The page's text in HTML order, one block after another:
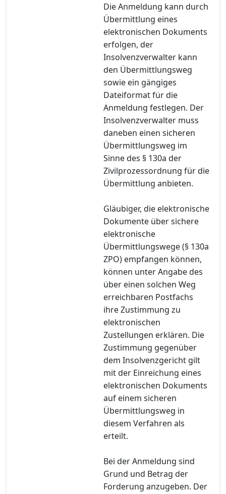
Die Anmeldung kann durch
Übermittlung eines
elektronischen Dokuments
erfolgen, der
Insolvenzverwalter kann
den Übermittlungsweg
sowie ein gängiges
Dateiformat für die
Anmeldung festlegen. Der
Insolvenzverwalter muss
daneben einen sicheren
Übermittlungsweg im
Sinne des § 130a der
Zivilprozessordnung für die
Übermittlung anbieten.
Gläubiger, die elektronische
Dokumente über sichere
elektronische
Übermittlungswege (§ 130a
ZPO) empfangen können,
können unter Angabe des
über einen solchen Weg
erreichbaren Postfachs
ihre Zustimmung zu
elektronischen
Zustellungen erklären. Die
Zustimmung gegenüber
dem Insolvenzgericht gilt
mit der Einreichung eines
elektronischen Dokuments
auf einem sicheren
Übermittlungsweg in
diesem Verfahren als
erteilt.
Bei der Anmeldung sind
Grund und Betrag der
Forderung anzugeben. Der